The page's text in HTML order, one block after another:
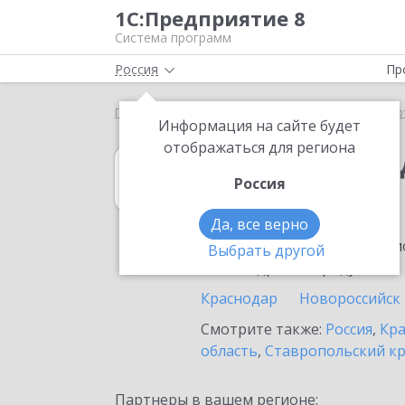
1С:Предприятие 8
Система программ
Россия
Информация на сайте будет
отображаться для региона
Россия
Да, все верно
Выбрать другой
Главная Выбор
1С:Платежные
в Туапсе
Ознакомьтесь с
Краснодар
Новороссийск
Смотрите также: Россия,
область, Ставропольский
Партнеры в вашем регионе: